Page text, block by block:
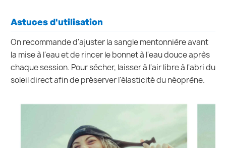
Astuces d'utilisation
On recommande d'ajuster la sangle mentonnière avant
la mise à l'eau et de rincer le bonnet à l'eau douce après
chaque session. Pour sécher, laisser à l'air libre à l'abri du
soleil direct afin de préserver l'élasticité du néoprène.